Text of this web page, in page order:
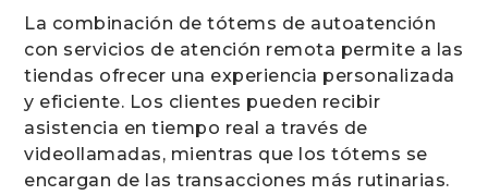
La combinación de tótems de autoatención
con servicios de atención remota permite a las
tiendas ofrecer una experiencia personalizada
y eficiente. Los clientes pueden recibir
asistencia en tiempo real a través de
videollamadas, mientras que los tótems se
encargan de las transacciones más rutinarias.